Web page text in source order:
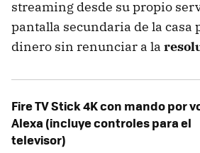
streaming desde su propio
pantalla secundaria de la casa
dinero sin renunciar a la
Fire TV Stick 4K con mando por
Alexa (incluye controles para el
televisor)